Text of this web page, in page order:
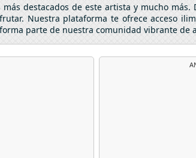
destacados de este artista y mucho
Nuestra plataforma te ofrece acceso
parte de nuestra comunidad vibrante de